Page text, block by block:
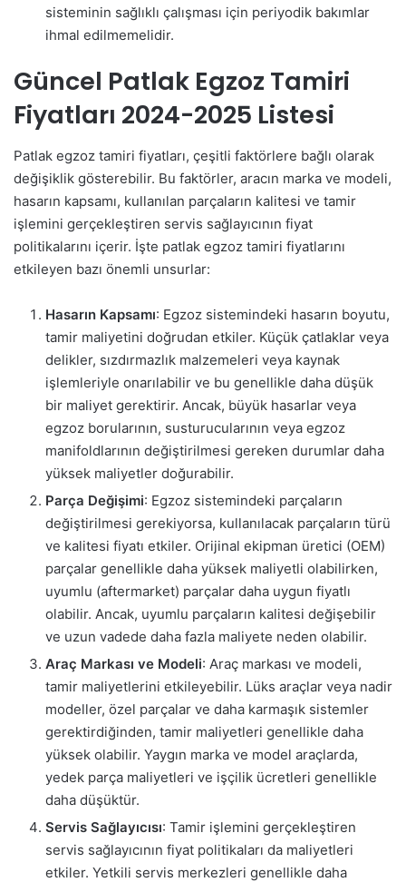
sisteminin sağlıklı çalışması için periyodik bakımlar
ihmal edilmemelidir.
Güncel Patlak Egzoz Tamiri
Fiyatları 2024-2025 Listesi
Patlak egzoz tamiri fiyatları, çeşitli faktörlere bağlı olarak
değişiklik gösterebilir. Bu faktörler, aracın marka ve modeli,
hasarın kapsamı, kullanılan parçaların kalitesi ve tamir
işlemini gerçekleştiren servis sağlayıcının fiyat
politikalarını içerir. İşte patlak egzoz tamiri fiyatlarını
etkileyen bazı önemli unsurlar:
Hasarın Kapsamı: Egzoz sistemindeki hasarın boyutu,
tamir maliyetini doğrudan etkiler. Küçük çatlaklar veya
delikler, sızdırmazlık malzemeleri veya kaynak
işlemleriyle onarılabilir ve bu genellikle daha düşük
bir maliyet gerektirir. Ancak, büyük hasarlar veya
egzoz borularının, susturucularının veya egzoz
manifoldlarının değiştirilmesi gereken durumlar daha
yüksek maliyetler doğurabilir.
Parça Değişimi: Egzoz sistemindeki parçaların
değiştirilmesi gerekiyorsa, kullanılacak parçaların türü
ve kalitesi fiyatı etkiler. Orijinal ekipman üretici (OEM)
parçalar genellikle daha yüksek maliyetli olabilirken,
uyumlu (aftermarket) parçalar daha uygun fiyatlı
olabilir. Ancak, uyumlu parçaların kalitesi değişebilir
ve uzun vadede daha fazla maliyete neden olabilir.
Araç Markası ve Modeli: Araç markası ve modeli,
tamir maliyetlerini etkileyebilir. Lüks araçlar veya nadir
modeller, özel parçalar ve daha karmaşık sistemler
gerektirdiğinden, tamir maliyetleri genellikle daha
yüksek olabilir. Yaygın marka ve model araçlarda,
yedek parça maliyetleri ve işçilik ücretleri genellikle
daha düşüktür.
Servis Sağlayıcısı: Tamir işlemini gerçekleştiren
servis sağlayıcının fiyat politikaları da maliyetleri
etkiler. Yetkili servis merkezleri genellikle daha